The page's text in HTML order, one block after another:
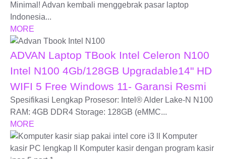
Minimal! Advan kembali menggebrak pasar laptop
Indonesia...
MORE
ADVAN Laptop TBook Intel Celeron N100
Intel N100 4Gb/128GB Upgradable14" HD
WIFI 5 Free Windows 11- Garansi Resmi
Spesifikasi Lengkap Prosesor: Intel® Alder Lake-N N100
RAM: 4GB DDR4 Storage: 128GB (eMMC...
MORE